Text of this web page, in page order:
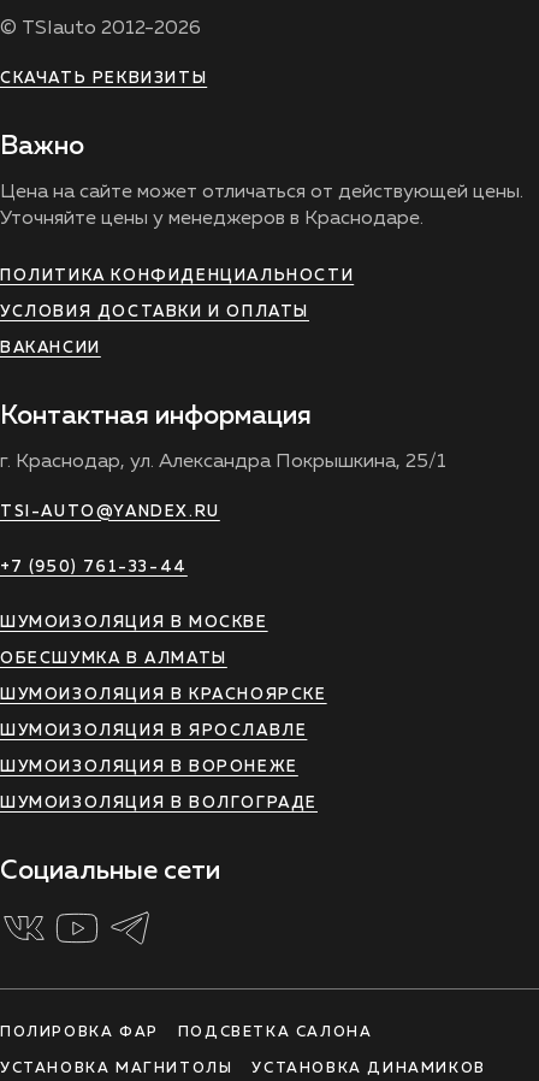
© TSIauto 2012-2026
СКАЧАТЬ РЕКВИЗИТЫ
Важно
Цена на сайте может отличаться от действующей цены.
Уточняйте цены у менеджеров в Краснодаре.
ПОЛИТИКА КОНФИДЕНЦИАЛЬНОСТИ
УСЛОВИЯ ДОСТАВКИ И ОПЛАТЫ
ВАКАНСИИ
Контактная информация
г. Краснодар, ул. Александра Покрышкина, 25/1
TSI-AUTO@YANDEX.RU
+7 (950) 761-33-44
ШУМОИЗОЛЯЦИЯ В МОСКВЕ
ОБЕСШУМКА В АЛМАТЫ
ШУМОИЗОЛЯЦИЯ В КРАСНОЯРСКЕ
ШУМОИЗОЛЯЦИЯ В ЯРОСЛАВЛЕ
ШУМОИЗОЛЯЦИЯ В ВОРОНЕЖЕ
ШУМОИЗОЛЯЦИЯ В ВОЛГОГРАДЕ
Социальные сети
ПОЛИРОВКА ФАР ПОДСВЕТКА САЛОНА
УСТАНОВКА МАГНИТОЛЫ УСТАНОВКА ДИНАМИКОВ